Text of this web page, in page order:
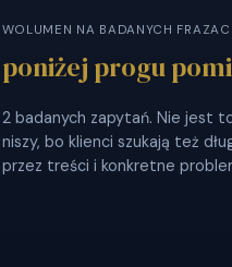
WOLUMEN NA BADANYCH
poniżej progu
2 badanych zapytań. Nie jest
niszy, bo klienci szukają też
przez treści i konkretne